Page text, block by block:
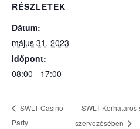
RÉSZLETEK
Dátum:
május 31, 2023
Időpont:
08:00 - 17:00
SWLT Casino
Party
SWLT
szervezésében